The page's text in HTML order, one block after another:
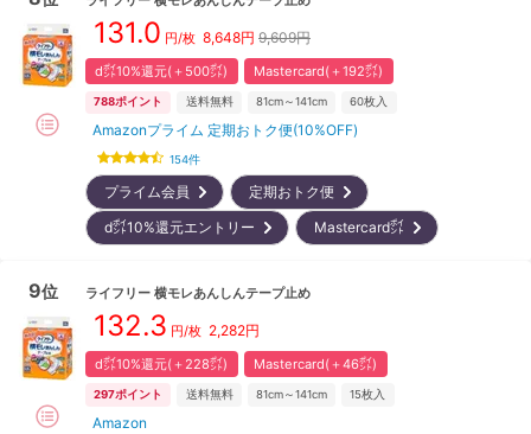
131.0 円/枚 8,648円 9,609円
d㌽10%還元(＋500㌽) Mastercard(＋192㌽)
788ポイント 送料無料 81cm～141cm 60枚入
Amazonプライム 定期おトク便(10%OFF)
154件
プライム会員
定期おトク便
d㌽10%還元エントリー
Mastercard㌽
9位 ライフリー 横モレあんしんテープ止め
132.3 円/枚 2,282円
d㌽10%還元(＋228㌽) Mastercard(＋46㌽)
297ポイント 送料無料 81cm～141cm 15枚入
Amazon